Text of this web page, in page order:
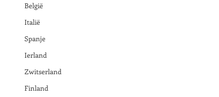
België
Italië
Spanje
Ierland
Zwitserland
Finland